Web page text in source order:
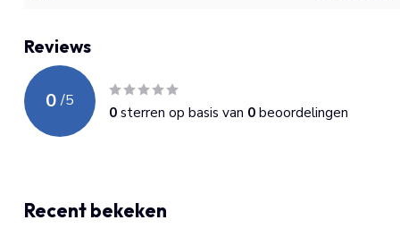
Reviews
0 /5
0sterren op basis van 0beoordelingen
Recent bekeken